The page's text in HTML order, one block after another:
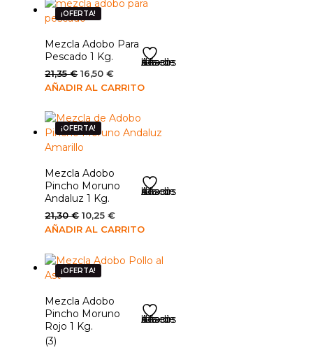
19,35 €.8,30 €.
¡OFERTA!
Añadir a la lista de deseos
Mezcla Adobo Para
Pescado 1 Kg.
21,35€ El
precio
era:
21,35 €.
16,50€El
precio
es:
AÑADIR AL CARRITO
¡OFERTA!
Añadir a la lista de deseos
Mezcla Adobo
Pincho Moruno
Andaluz 1 Kg.
21,30€ El
precio
era:
21,30 €.
10,25€El
precio
10,25 €.
AÑADIR AL CARRITO
¡OFERTA!
Añadir a la lista de deseos
Mezcla Adobo
Pincho Moruno
Rojo 1 Kg.
(3)